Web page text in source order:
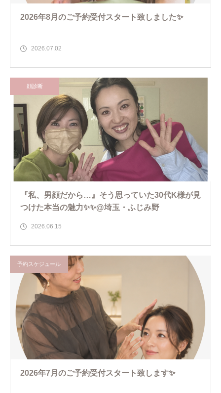
2026年8月のご予約受付スタート致しました✨
2026.07.02
顔診断
『私、男顔だから…』そう思っていた30代K様が見
つけた本当の魅力✨✨@埼玉・ふじみ野
2026.06.15
予約スケジュール
2026年7月のご予約受付スタート致します✨